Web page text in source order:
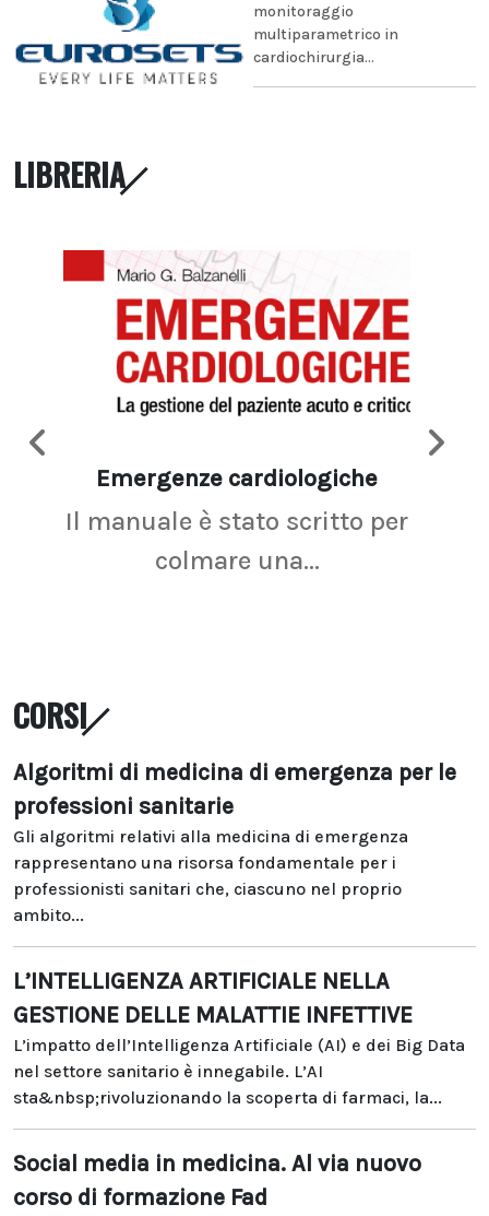
monitoraggio
multiparametrico in
cardiochirurgia...
LIBRERIA
Emergenze cardiologiche
Il manuale è stato scritto per
colmare una...
CORSI
Algoritmi di medicina di emergenza per le
professioni sanitarie
Gli algoritmi relativi alla medicina di emergenza
rappresentano una risorsa fondamentale per i
professionisti sanitari che, ciascuno nel proprio
ambito...
L’INTELLIGENZA ARTIFICIALE NELLA
GESTIONE DELLE MALATTIE INFETTIVE
L’impatto dell’Intelligenza Artificiale (AI) e dei Big Data
nel settore sanitario è innegabile. L’AI
sta&nbsp;rivoluzionando la scoperta di farmaci, la...
Social media in medicina. Al via nuovo
corso di formazione Fad